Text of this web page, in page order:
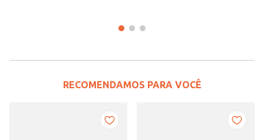
RECOMENDAMOS PARA VOCÊ